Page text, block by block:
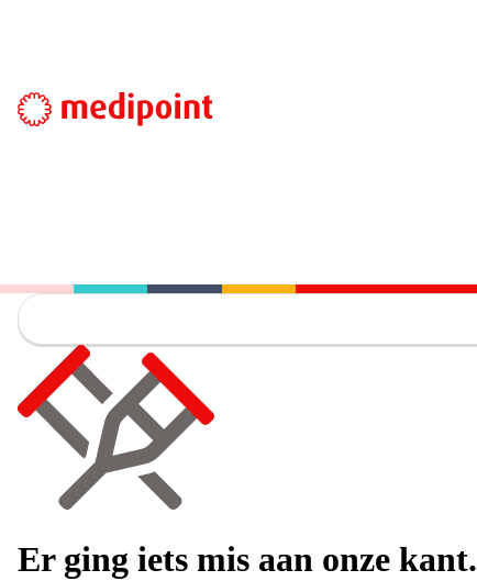
Er ging iets mis aan onze kant.